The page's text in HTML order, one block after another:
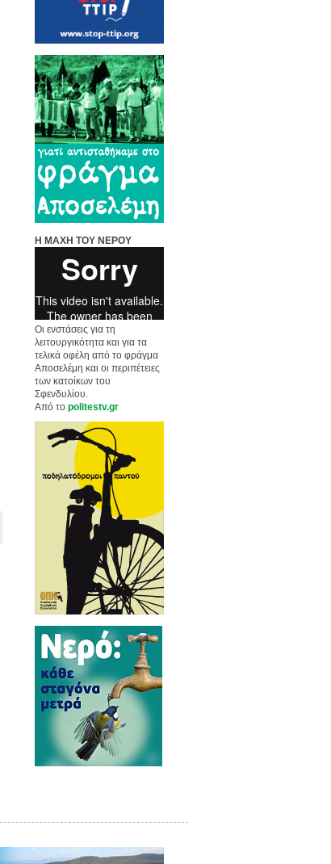
Η ΜΑΧΗ ΤΟΥ ΝΕΡΟΥ
Οι ενστάσεις για τη
λειτουργικότητα και για τα
τελικά οφέλη από το φράγμα
Αποσελέμη και οι περιπέτειες
των κατοίκων του
Σφενδυλίου.
Από το politestv.gr